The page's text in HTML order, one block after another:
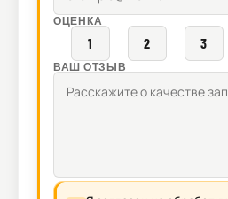
ОЦЕНКА
1 2 3
ВАШ ОТЗЫВ